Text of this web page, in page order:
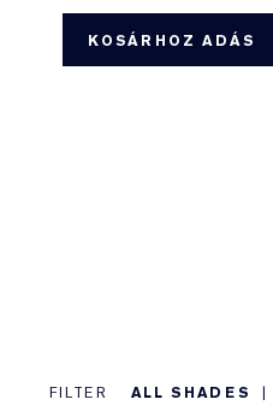
KOSÁRHOZ ADÁS